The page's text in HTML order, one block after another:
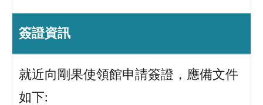
簽證資訊
就近向剛果使領館申請簽證，應備文件
如下: